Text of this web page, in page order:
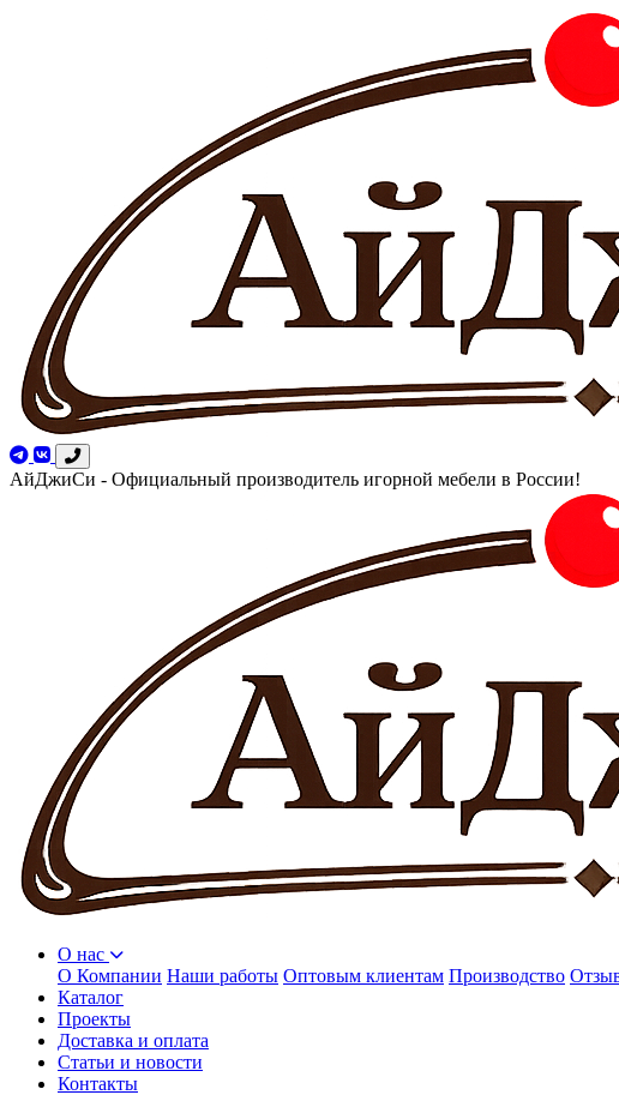
АйДжиСи - Официальный производитель игорной мебели в России!
О нас
О Компании Наши работы Оптовым клиентам Производство
Каталог
Проекты
Доставка и оплата
Статьи и новости
Контакты